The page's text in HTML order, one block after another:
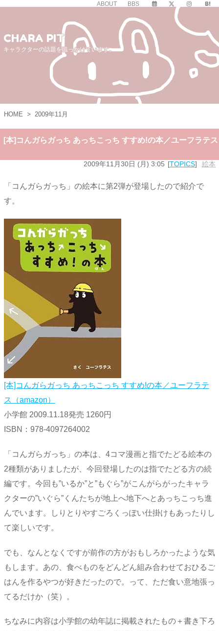
ABOUT BBS
CHARA PIT
キャラクターの話題を追っかけています。
HOME > 2009年11月
[本]コんガらガっち あっちこっち すすめ!の本／ユーフラテス
2009年11月30日 (月) 3:05 TOPICS 絵本
「コんガらガっち」の絵本に第2弾が登場したので紹介で
す。
[本]コんガらガっち あっちこっち すすめ!の本／ユーフラテ
ス（amazon）
小学館 2009.11.18発売 1260円
ISBN：978-4097264002
「コんガらガっち」の本は、4コマ漫画と指でたどる絵本の
2種類がありましたが、今回登場したのは指でたどる方の続
編です。今回も”いるか”と”もぐら”がこんがらがったキャラ
クターの”いぐら”くんたちが地上へ地下へとあっちこっち進
んでいます。しりとりやすごろくっぽい仕掛けもあったりし
て楽しいです。
でも、なんとなくですが前作の方がおもしろかったような気
もします。あの、食べものをどんどん組み合わせておひるご
はんを作るやつが好きだったので。って、ただ食い意地張っ
てるだけか（笑）。
ちなみに内容は小学館の幼年誌に掲載されたもの＋書き下ろ